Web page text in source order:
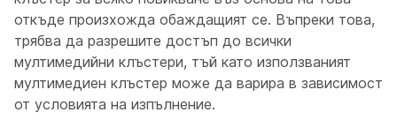
откъде произхожда обаждащият се. Въпреки това,
трябва да разрешите достъп до всички
мултимедийни клъстери, тъй като използваният
мултимедиен клъстер може да варира в зависимост
от условията на изпълнение.